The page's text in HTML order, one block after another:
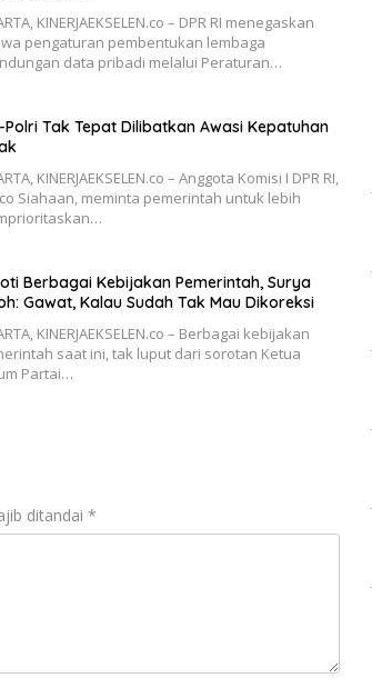
KINERJAEKSELEN.co – DPR RI menegaskan
pengaturan pembentukan lembaga
data pribadi melalui Peraturan…
Polri Tak Tepat Dilibatkan Awasi Kepatuhan
KINERJAEKSELEN.co – Anggota Komisi I DPR RI,
Siahaan, meminta pemerintah untuk lebih
Berbagai Kebijakan Pemerintah, Surya
Gawat, Kalau Sudah Tak Mau Dikoreksi
KINERJAEKSELEN.co – Berbagai kebijakan
saat ini, tak luput dari sorotan Ketua
Partai…
ditandai *